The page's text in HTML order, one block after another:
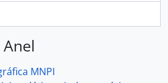
MNPI